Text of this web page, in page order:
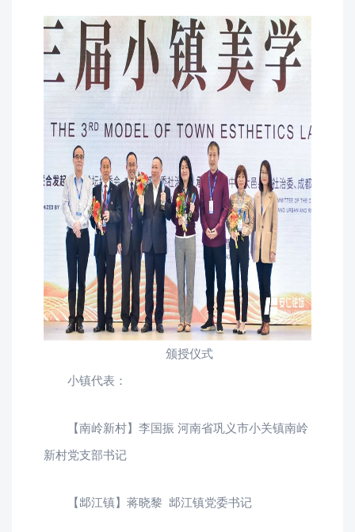
颁授仪式
小镇代表：
【南岭新村】李国振 河南省巩义市小关镇南岭
新村党支部书记
【䢺江镇】蒋晓黎 䢺江镇党委书记